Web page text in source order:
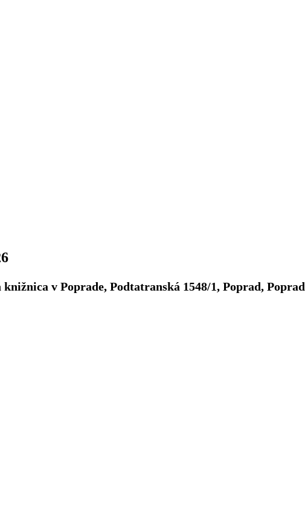
knižnica v Poprade, Podtatranská 1548/1, Poprad, Poprad